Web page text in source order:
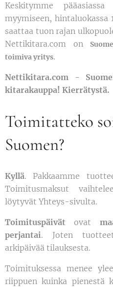
Keskitymme
myymiseen,
saattaa tuon rajan
Nettikitara.com on
toimiva yritys.
Nettikitara.com -
kitarakauppa! Kierrätystä.
Toimitatteko
Suomen?
Kyllä. Pakkaamme
Toimitusmaksut
löytyvät Yhteys-sivulta.
Toimituspäivät ovat
perjantai. Joten
arkipäivää tilauksesta.
Toimituksessa menee
riippuen kuinka pienestä